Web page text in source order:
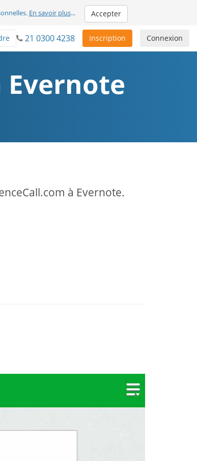
En savoir plus... Accepter
Connexion
Inscription
21 0300 4238
à Evernote.